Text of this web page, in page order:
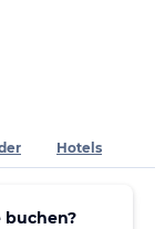
Hotels
buchen?